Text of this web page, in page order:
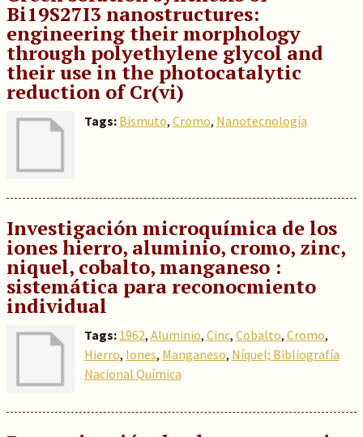
Bi19S27I3 nanostructures:
engineering their morphology
through polyethylene glycol and
their use in the photocatalytic
reduction of Cr(vi)
Tags: Bismuto, Cromo, Nanotecnología
Investigación microquímica de los
iones hierro, aluminio, cromo, zinc,
niquel, cobalto, manganeso :
sistemática para reconocmiento
individual
Tags: 1962, Aluminio, Cinc, Cobalto, Cromo,
Hierro, Iones, Manganeso, Níquel; Bibliografía
Nacional Química